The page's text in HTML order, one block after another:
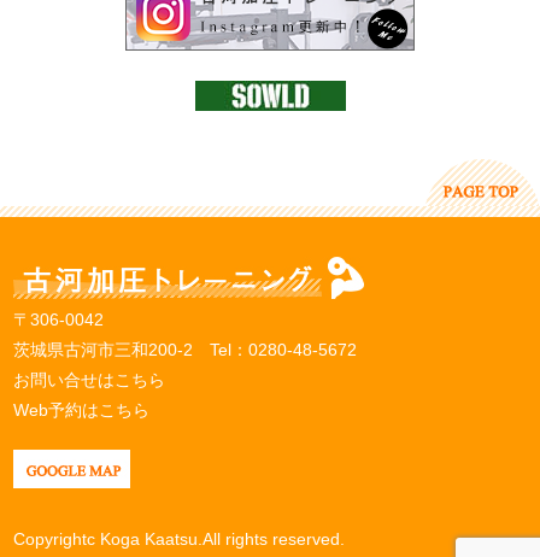
〒306-0042
茨城県古河市三和200-2 Tel：0280-48-5672
お問い合せはこちら
Web予約はこちら
Copyrightc Koga Kaatsu.All rights reserved.